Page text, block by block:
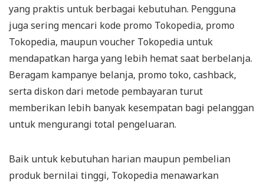
yang praktis untuk berbagai kebutuhan. Pengguna
juga sering mencari kode promo Tokopedia, promo
Tokopedia, maupun voucher Tokopedia untuk
mendapatkan harga yang lebih hemat saat berbelanja.
Beragam kampanye belanja, promo toko, cashback,
serta diskon dari metode pembayaran turut
memberikan lebih banyak kesempatan bagi pelanggan
untuk mengurangi total pengeluaran.
Baik untuk kebutuhan harian maupun pembelian
produk bernilai tinggi, Tokopedia menawarkan